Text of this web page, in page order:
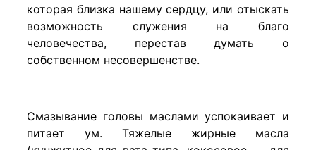
которая близка нашему сердцу, или отыскать
возможность служения на благо
человечества, перестав думать о
собственном несовершенстве.
Смазывание головы маслами успокаивает и
питает ум. Тяжелые жирные масла